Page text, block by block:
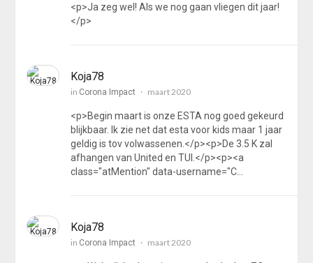
<p>Ja zeg wel! Als we nog gaan vliegen dit jaar!
</p>
Koja78
in Corona Impact maart 2020
<p>Begin maart is onze ESTA nog goed gekeurd
blijkbaar. Ik zie net dat esta voor kids maar 1 jaar
geldig is tov volwassenen.</p><p>De 3.5 K zal
afhangen van United en TUI.</p><p><a
class="atMention" data-username="C…
Koja78
in Corona Impact maart 2020